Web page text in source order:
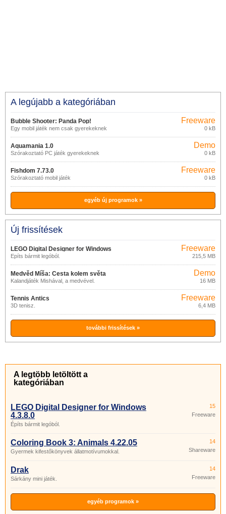
A legújabb a kategóriában
Bubble Shooter: Panda Pop!
13.1.101
Egy mobil játék nem csak gyerekeknek
Freeware
0 kB
Aquamania 1.0
Szórakoztató PC játék gyerekeknek
Demo
0 kB
Fishdom 7.73.0
Szórakoztató mobil játék
Freeware
0 kB
egyéb új programok »
Új frissítések
LEGO Digital Designer for Windows
4.3.8.0
Építs bármit legóból.
Freeware
215,5 MB
Medvěd Míša: Cesta kolem světa
Kalandjáték Mishával, a medvével.
Demo
16 MB
Tennis Antics
3D tenisz.
Freeware
6,4 MB
további frissítések »
A legtöbb letöltött a
kategóriában
LEGO Digital Designer for Windows
4.3.8.0
Építs bármit legóból.
15
Freeware
Coloring Book 3: Animals 4.22.05
Gyermek kifestőkönyvek állatmotívumokkal.
14
Shareware
Drak
Sárkány mini játék.
14
Freeware
egyéb programok »